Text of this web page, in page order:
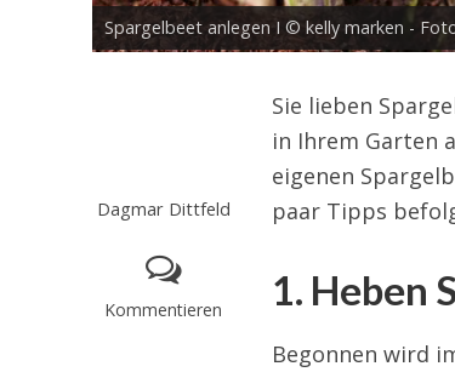
Spargelbeet anlegen I © kelly marken -
Dagmar Dittfeld
Kommentieren
Sie lieben
in Ihrem Garten
eigenen
paar Tipps
1. Heben
Begonnen wird